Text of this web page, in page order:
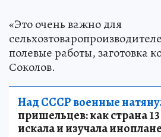
«Это очень важно для
полевые работы, заготовка
Соколов.
Над СССР военные
пришельцев: как страна
искала и изучала